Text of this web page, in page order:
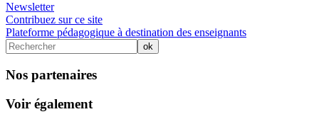
Newsletter
Contribuez sur ce site
Plateforme pédagogique à destination des enseignants
Nos partenaires
Voir également